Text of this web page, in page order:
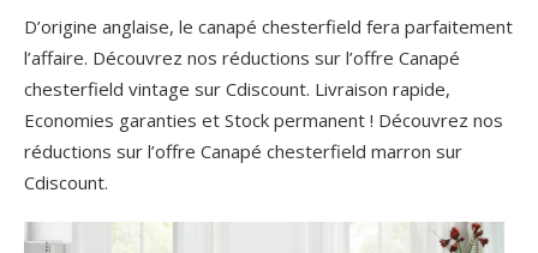
D’origine anglaise, le canapé chesterfield fera parfaitement
l’affaire. Découvrez nos réductions sur l’offre Canapé
chesterfield vintage sur Cdiscount. Livraison rapide,
Economies garanties et Stock permanent ! Découvrez nos
réductions sur l’offre Canapé chesterfield marron sur
Cdiscount.